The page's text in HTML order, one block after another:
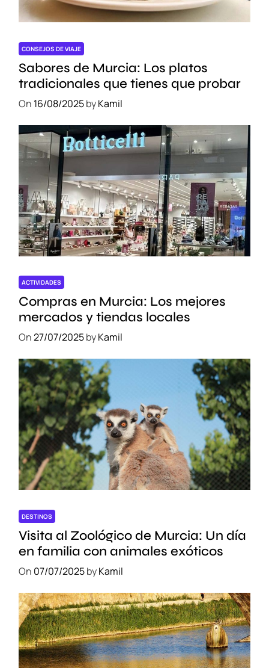
a
d
c
t
v
i
d
a
e
s
Ú
n
i
c
p
r
a
o
s
A
m
a
n
t
e
s
a
A
v
n
t
u
r
a
CONSEJOS DE VIAJE
Sabores de Murcia: Los platos
tradicionales que tienes que probar
On 16/08/2025byKamil
ACTIVIDADES
Compras en Murcia: Los mejores
mercados y tiendas locales
On27/07/2025byKamil
DESTINOS
Visita al Zoológico de Murcia: Un día
en familia con animales exóticos
On 07/07/2025byKamil